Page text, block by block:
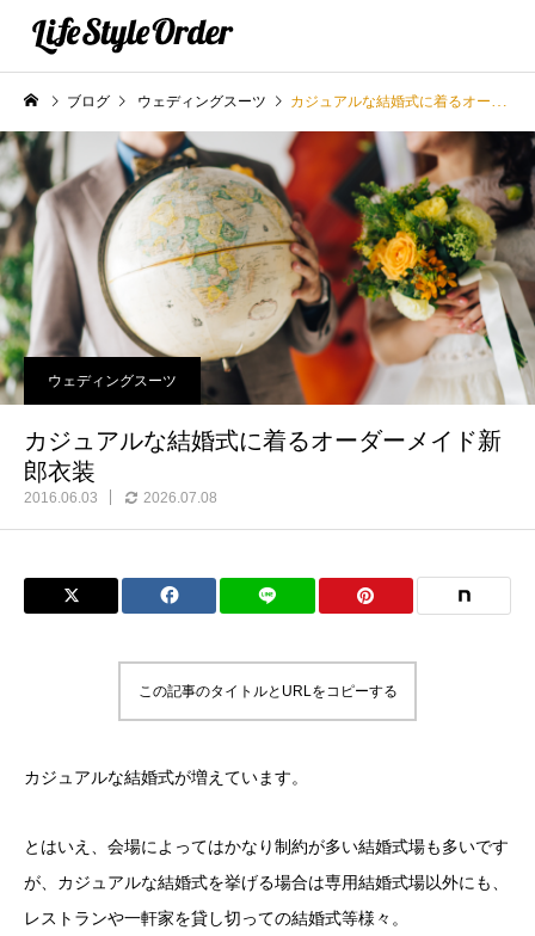
ブログ ウェディングスーツ カジュアルな結婚式に着るオーダーメイド新郎衣装
ウェディングスーツ
カジュアルな結婚式に着るオーダーメイド新
郎衣装
2016.06.03 2026.07.08
この記事のタイトルとURLをコピーする
カジュアルな結婚式が増えています。
とはいえ、会場によってはかなり制約が多い結婚式場も多いです
が、カジュアルな結婚式を挙げる場合は専用結婚式場以外にも、
レストランや一軒家を貸し切っての結婚式等様々。